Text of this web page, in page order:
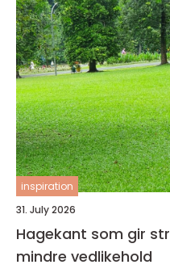
inspiration
31. July 2026
Hagekant som gir
mindre vedlikehold